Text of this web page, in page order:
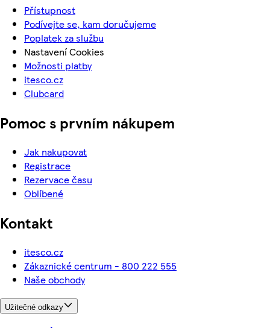
Přístupnost
Podívejte se, kam doručujeme
Poplatek za službu
Nastavení Cookies
Možnosti platby
itesco.cz
Clubcard
Pomoc s prvním nákupem
Jak nakupovat
Registrace
Rezervace času
Oblíbené
Kontakt
itesco.cz
Zákaznické centrum - 800 222 555
Naše obchody
Užitečné odkazy